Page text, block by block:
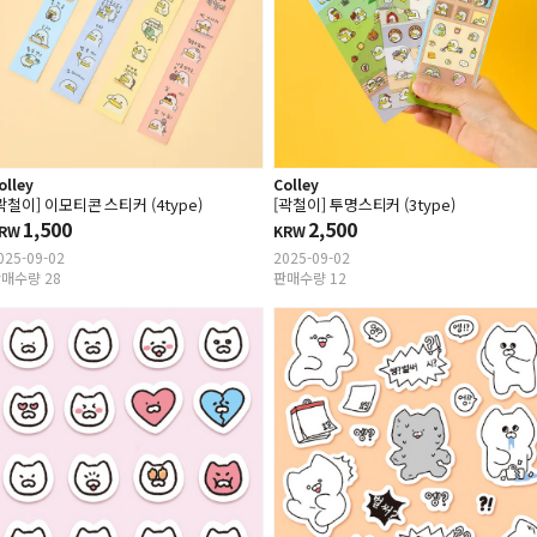
철이] 이모티콘 스티커 (4type)
1,500
09-02
수량 28
Colley
[곽철이] 투명스티커 (3type)
KRW2,500
2025-09-02
판매수량 12